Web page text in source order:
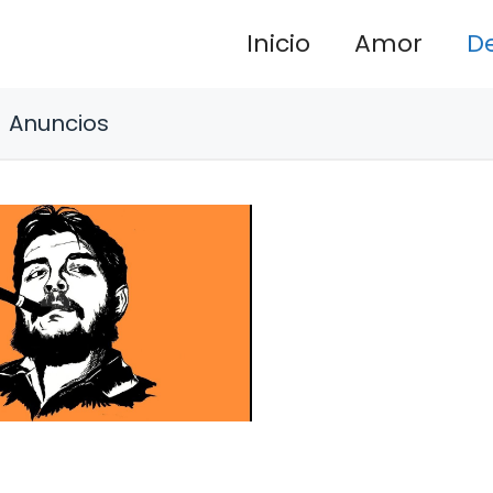
Inicio Amor
Anuncios